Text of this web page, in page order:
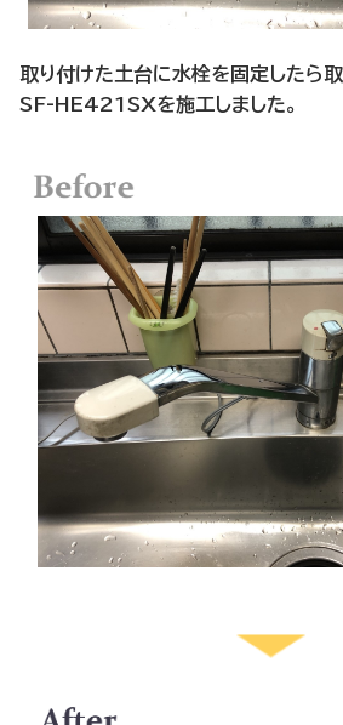
取り付けた土台に水栓を固定したら
SF-HE421SXを施工しました。